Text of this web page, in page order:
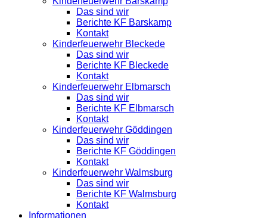
Das sind wir
Berichte KF Barskamp
Kontakt
Kinderfeuerwehr Bleckede
Das sind wir
Berichte KF Bleckede
Kontakt
Kinderfeuerwehr Elbmarsch
Das sind wir
Berichte KF Elbmarsch
Kontakt
Kinderfeuerwehr Göddingen
Das sind wir
Berichte KF Göddingen
Kontakt
Kinderfeuerwehr Walmsburg
Das sind wir
Berichte KF Walmsburg
Kontakt
Informationen